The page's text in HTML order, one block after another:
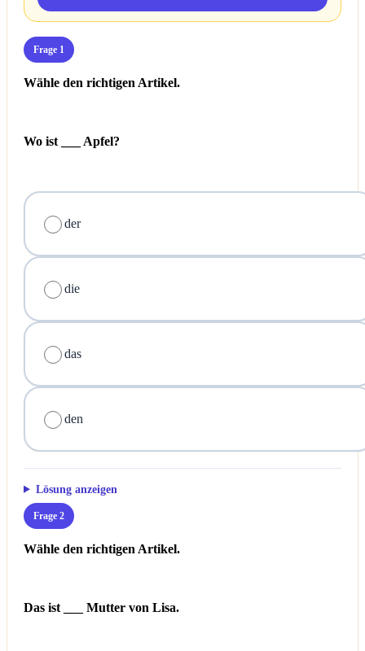
Frage 1
Wähle den richtigen Artikel.
Wo ist ___ Apfel?
der
die
das
den
Lösung anzeigen
Frage 2
Wähle den richtigen Artikel.
Das ist ___ Mutter von Lisa.